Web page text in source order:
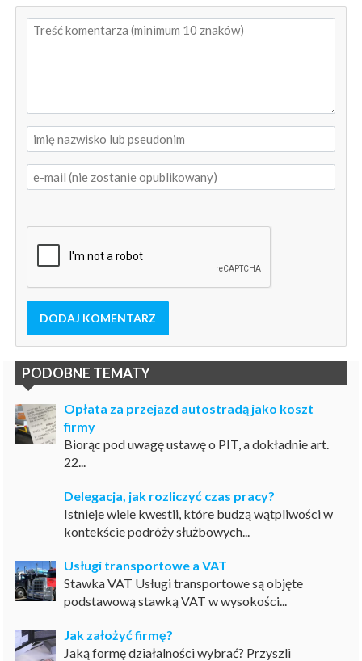
DODAJ KOMENTARZ
PODOBNE TEMATY
Opłata za przejazd autostradą jako koszt
firmy
Biorąc pod uwagę ustawę o PIT, a dokładnie art.
22...
Delegacja, jak rozliczyć czas pracy?
Istnieje wiele kwestii, które budzą wątpliwości w
kontekście podróży służbowych...
Usługi transportowe a VAT
Stawka VAT Usługi transportowe są objęte
podstawową stawką VAT w wysokości...
Jak założyć firmę?
Jaką formę działalności wybrać? Przyszli